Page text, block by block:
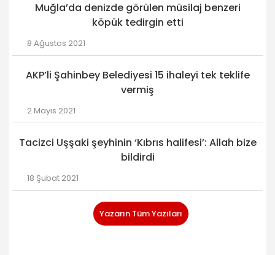
Muğla’da denizde görülen müsilaj benzeri
köpük tedirgin etti
8 Ağustos 2021
AKP’li Şahinbey Belediyesi 15 ihaleyi tek teklife
vermiş
2 Mayıs 2021
Tacizci Uşşaki şeyhinin ‘Kıbrıs halifesi’: Allah bize
bildirdi
18 Şubat 2021
Yazarın Tüm Yazıları